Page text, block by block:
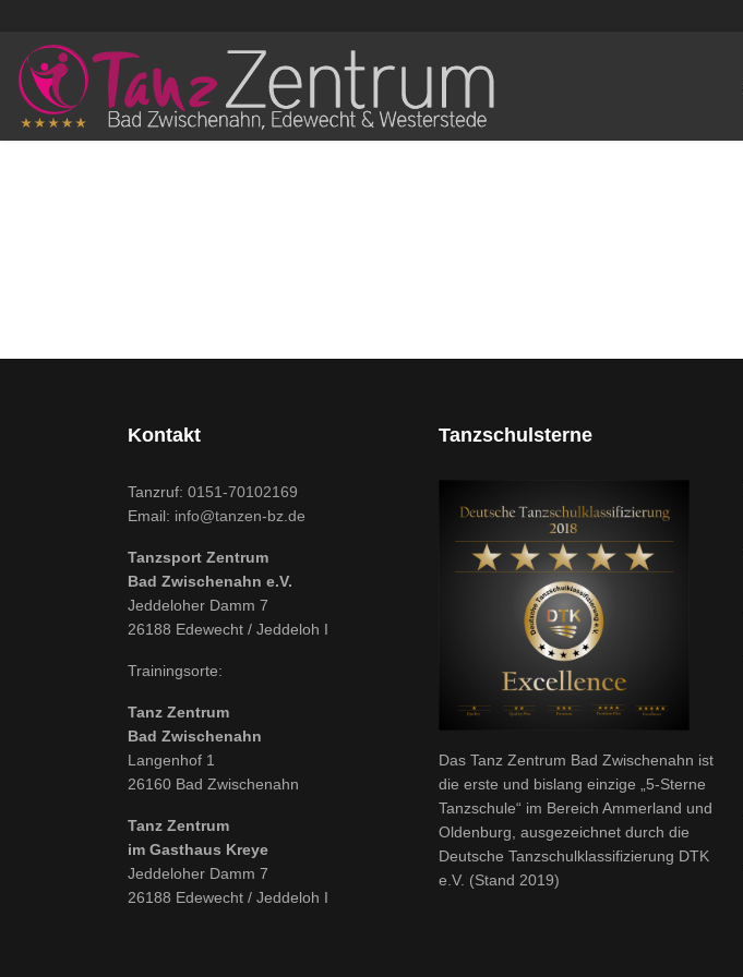
Kontakt
Tanzruf: 0151-70102169
Email: info@tanzen-bz.de
Tanzsport Zentrum
Bad Zwischenahn e.V.
Jeddeloher Damm 7
26188 Edewecht / Jeddeloh I
Trainingsorte:
Tanz Zentrum
Bad Zwischenahn
Langenhof 1
26160 Bad Zwischenahn
Tanz Zentrum
im Gasthaus Kreye
Jeddeloher Damm 7
26188 Edewecht / Jeddeloh I
Tanzschulsterne
Das Tanz Zentrum Bad Zwischenahn ist
die erste und bislang einzige „5-Sterne
Tanzschule“ im Bereich Ammerland und
Oldenburg, ausgezeichnet durch die
Deutsche Tanzschulklassifizierung DTK
e.V. (Stand 2019)